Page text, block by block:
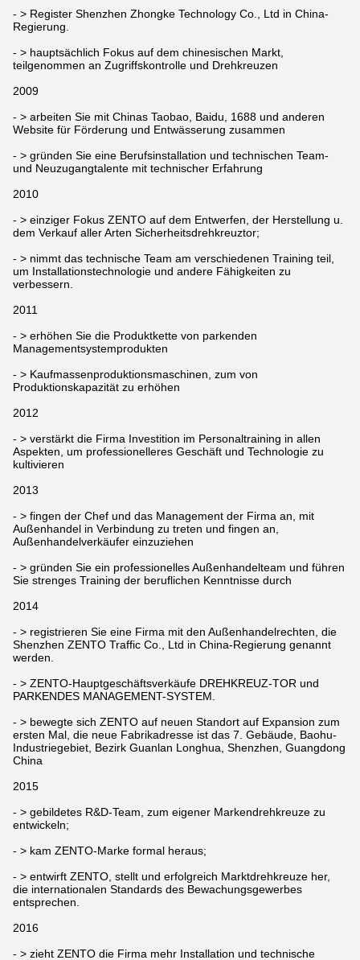
- > Register Shenzhen Zhongke Technology Co., Ltd in China-
Regierung.
- > hauptsächlich Fokus auf dem chinesischen Markt,
teilgenommen an Zugriffskontrolle und Drehkreuzen
2009
- > arbeiten Sie mit Chinas Taobao, Baidu, 1688 und anderen
Website für Förderung und Entwässerung zusammen
- > gründen Sie eine Berufsinstallation und technischen Team-
und Neuzugangtalente mit technischer Erfahrung
2010
- > einziger Fokus ZENTO auf dem Entwerfen, der Herstellung u.
dem Verkauf aller Arten Sicherheitsdrehkreuztor;
- > nimmt das technische Team am verschiedenen Training teil,
um Installationstechnologie und andere Fähigkeiten zu
verbessern.
2011
- > erhöhen Sie die Produktkette von parkenden
Managementsystemprodukten
- > Kaufmassenproduktionsmaschinen, zum von
Produktionskapazität zu erhöhen
2012
- > verstärkt die Firma Investition im Personaltraining in allen
Aspekten, um professionelleres Geschäft und Technologie zu
kultivieren
2013
- > fingen der Chef und das Management der Firma an, mit
Außenhandel in Verbindung zu treten und fingen an,
Außenhandelverkäufer einzuziehen
- > gründen Sie ein professionelles Außenhandelteam und führen
Sie strenges Training der beruflichen Kenntnisse durch
2014
- > registrieren Sie eine Firma mit den Außenhandelrechten, die
Shenzhen ZENTO Traffic Co., Ltd in China-Regierung genannt
werden.
- > ZENTO-Hauptgeschäftsverkäufe DREHKREUZ-TOR und
PARKENDES MANAGEMENT-SYSTEM.
- > bewegte sich ZENTO auf neuen Standort auf Expansion zum
ersten Mal, die neue Fabrikadresse ist das 7. Gebäude, Baohu-
Industriegebiet, Bezirk Guanlan Longhua, Shenzhen, Guangdong
China
2015
- > gebildetes R&D-Team, zum eigener Markendrehkreuze zu
entwickeln;
- > kam ZENTO-Marke formal heraus;
- > entwirft ZENTO, stellt und erfolgreich Marktdrehkreuze her,
die internationalen Standards des Bewachungsgewerbes
entsprechen.
2016
- > zieht ZENTO die Firma mehr Installation und technische